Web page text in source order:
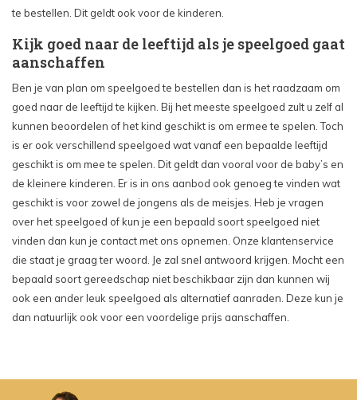
te bestellen. Dit geldt ook voor de kinderen.
Kijk goed naar de leeftijd als je speelgoed gaat
aanschaffen
Ben je van plan om speelgoed te bestellen dan is het raadzaam om
goed naar de leeftijd te kijken. Bij het meeste speelgoed zult u zelf al
kunnen beoordelen of het kind geschikt is om ermee te spelen. Toch
is er ook verschillend speelgoed wat vanaf een bepaalde leeftijd
geschikt is om mee te spelen. Dit geldt dan vooral voor de baby’s en
de kleinere kinderen. Er is in ons aanbod ook genoeg te vinden wat
geschikt is voor zowel de jongens als de meisjes. Heb je vragen
over het speelgoed of kun je een bepaald soort speelgoed niet
vinden dan kun je contact met ons opnemen. Onze klantenservice
die staat je graag ter woord. Je zal snel antwoord krijgen. Mocht een
bepaald soort gereedschap niet beschikbaar zijn dan kunnen wij
ook een ander leuk speelgoed als alternatief aanraden. Deze kun je
dan natuurlijk ook voor een voordelige prijs aanschaffen.